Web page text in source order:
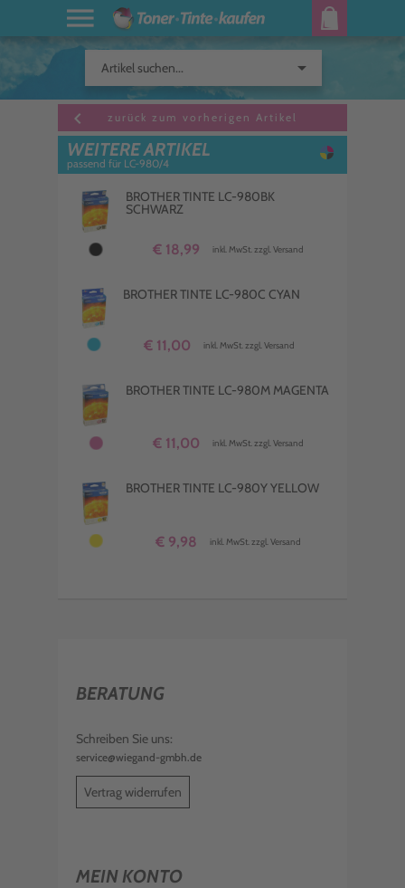
Artikel suchen... arrow_drop_down
zurück zum vorherigen Artikel
keyboard_arrow_left
WEITERE ARTIKEL
passend für LC-980/4
BROTHER TINTE LC-980BK
SCHWARZ
€ 18,99 inkl. MwSt. zzgl. Versand
BROTHER TINTE LC-980C CYAN
€ 11,00 inkl. MwSt. zzgl. Versand
BROTHER TINTE LC-980M MAGENTA
€ 11,00 inkl. MwSt. zzgl. Versand
BROTHER TINTE LC-980Y YELLOW
€ 9,98 inkl. MwSt. zzgl. Versand
BERATUNG
Schreiben Sie uns:
service@wiegand-gmbh.de
Vertrag widerrufen
MEIN KONTO